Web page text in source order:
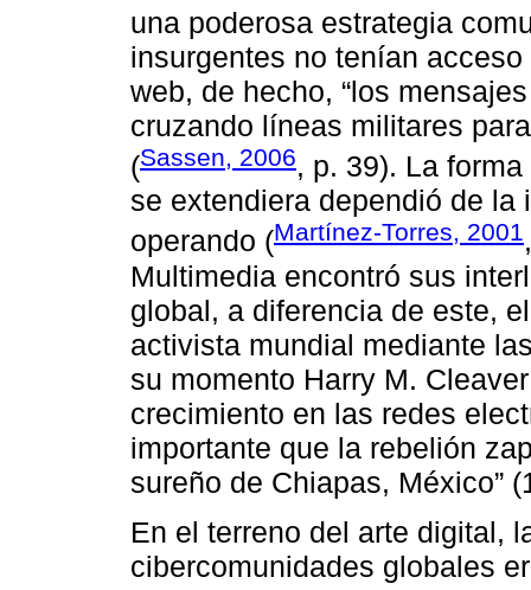
una poderosa estrategia
insurgentes no tenían
web, de hecho, “los
cruzando líneas militares
(Sassen, 2006, p. 39). La
se extendiera dependió de la
operando (Martínez-Torres, 2001
Multimedia encontró sus
global, a diferencia de este,
activista mundial mediante
su momento Harry M.
crecimiento en las redes
importante que la rebelión
sureño de Chiapas, México”
En el terreno del arte digital,
cibercomunidades globales